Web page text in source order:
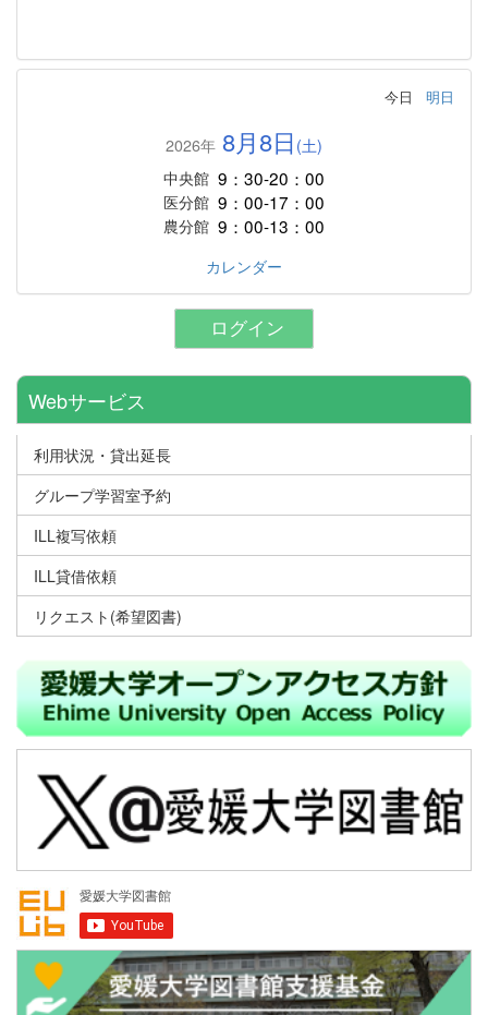
今日 明日
2026年 8月8日 (土)
中央館 9：30-20：00
医分館 9：00-17：00
農分館 9：00-13：00
カレンダー
ログイン
Webサービス
利用状況・貸出延長
グループ学習室予約
ILL複写依頼
ILL貸借依頼
リクエスト(希望図書)